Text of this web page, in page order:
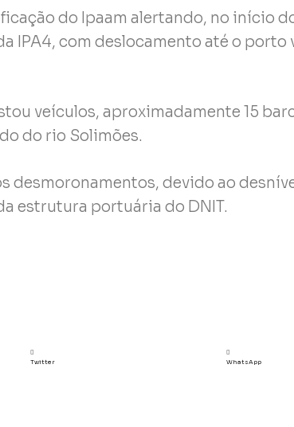
do Ipaam alertando, no início
IPA4, com deslocamento até o porto
veículos, aproximadamente 15
do rio Solimões.
desmoronamentos, devido ao
estrutura portuária do DNIT.
Twitter WhatsApp